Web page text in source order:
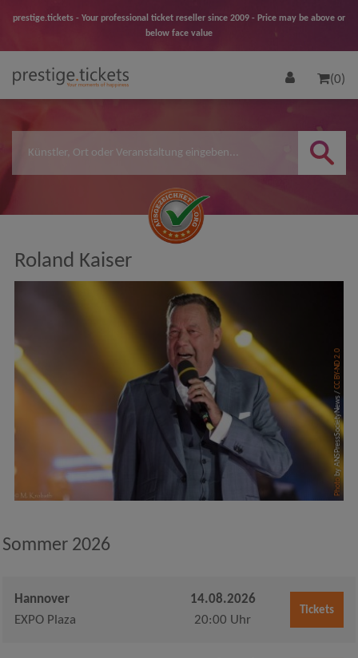
prestige.tickets - Your professional ticket reseller since 2009 - Price may be above or
below face value
(0)
Roland Kaiser
Photo
by ANSPressSocietyNews /
CC BY-ND 2.0
Sommer 2026
Hannover
EXPO Plaza
14.08.2026
20:00 Uhr
Tickets